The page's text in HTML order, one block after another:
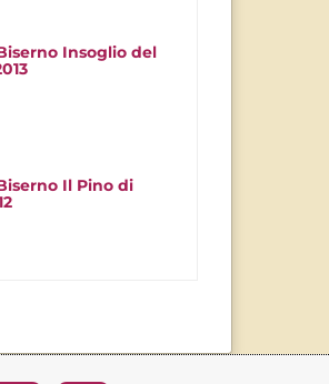
Insoglio del
Il Pino di